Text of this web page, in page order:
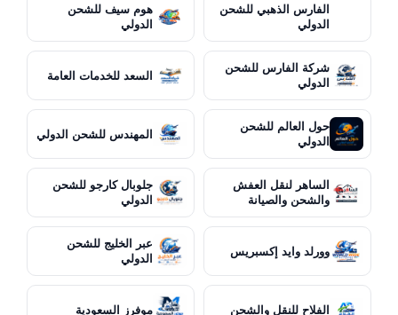
الفارس الذهبي للشحن
الدولي
هوم سيف للشحن
الدولي
شركة الفارس للشحن
الدولي
السعد للخدمات العامة
حول العالم للشحن
الدولي
المهندس للشحن الدولي
الساهر لنقل العفش
والشحن والصيانة
جلوبال كارجو للشحن
الدولي
وورلد وايد إكسبريس
عبر الخليج للشحن
الدولي
الفلاح للنقل والشحن موفرز السعودية